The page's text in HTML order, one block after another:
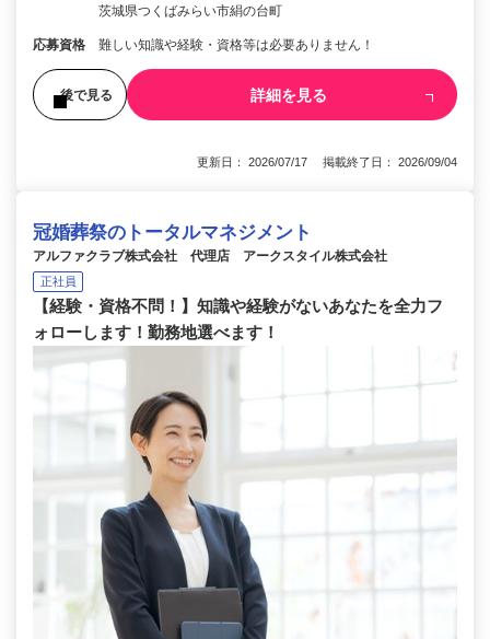
茨城県つくばみらい市絹の台町
応募資格 難しい知識や経験・資格等は必要ありません！
後で見る 詳細を見る
更新日： 2026/07/17 掲載終了日： 2026/09/04
冠婚葬祭のトータルマネジメント
アルファクラブ株式会社 代理店 アークスタイル株式会社
正社員
【経験・資格不問！】知識や経験がないあなたを全力フ
ォローします！勤務地選べます！